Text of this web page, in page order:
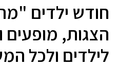
חודש ילדים
הצגות, מופעים
לילדים ולכל